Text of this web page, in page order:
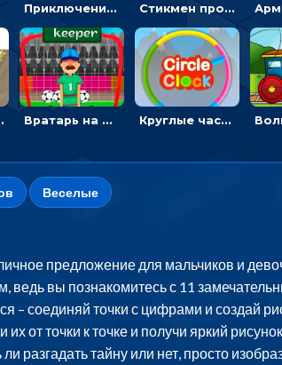
Приключения Клуба Винкс: менять дорожки, чтобы собирать кристаллы Стикмен против Зомби: стрелять в зомби и развивать воина
лететь к финишу Вратарь на футбольном поле: тапай, чтобы отбивать мячи в воротах ногами и руками - спортивные Круглые часы: ловить цветную стрелку в одинаковом участке циферблата
Веселые
предложение для мальчиков и
ведь вы познакомитесь с 11
– соединяй точки с цифрами и создай
их от точки к точке и получи яркий
ли разгадать тайну или нет, просто